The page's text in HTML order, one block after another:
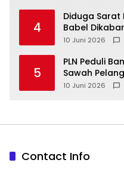
4
‎Diduga Sarat
Babel
10 Juni 2026
5
‎PLN Peduli
Sawah
10 Juni 2026
Contact Info